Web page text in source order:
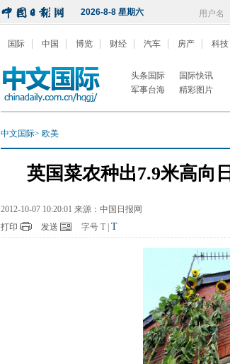
2026-8-8 星期六 用户名
国际 中国 博览 财经 汽车 房产 科技
头条国际
国际快讯
军事台海
精彩图片
中文国际> 欧美
英国菜农种出7.9米高向
2012-10-07 10:20:01 来源：中国日报网
打印 发送 字号 T T